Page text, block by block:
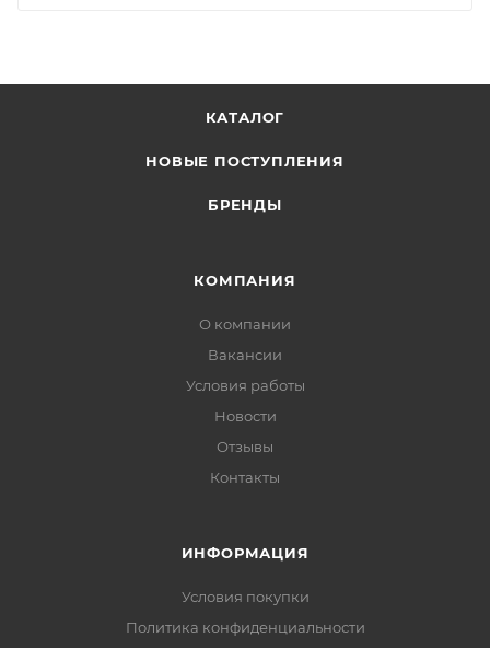
КАТАЛОГ
НОВЫЕ ПОСТУПЛЕНИЯ
БРЕНДЫ
КОМПАНИЯ
О компании
Вакансии
Условия работы
Новости
Отзывы
Контакты
ИНФОРМАЦИЯ
Условия покупки
Политика конфиденциальности